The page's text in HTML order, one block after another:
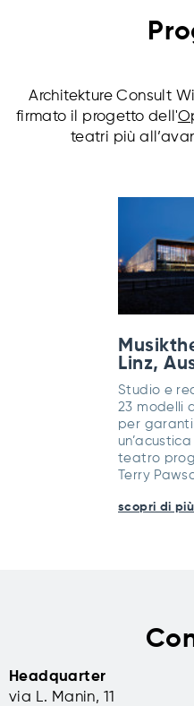
Architekture Consult
firmato il progetto dell'
teatri più
Linz,
Studio e
23 modelli
per
teatro
Terry
scopri di più
Headquarter
via L. Manin, 11